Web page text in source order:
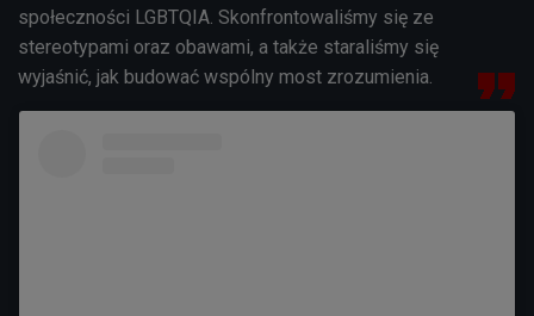
społeczności LGBTQIA. Skonfrontowaliśmy się ze
stereotypami oraz obawami, a także staraliśmy się
wyjaśnić, jak budować wspólny most zrozumienia.